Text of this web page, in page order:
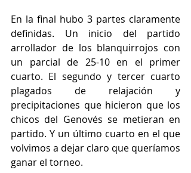
En la final hubo 3 partes claramente
definidas. Un inicio del partido
arrollador de los blanquirrojos con
un parcial de 25-10 en el primer
cuarto. El segundo y tercer cuarto
plagados de relajación y
precipitaciones que hicieron que los
chicos del Genovés se metieran en
partido. Y un último cuarto en el que
volvimos a dejar claro que queríamos
ganar el torneo.